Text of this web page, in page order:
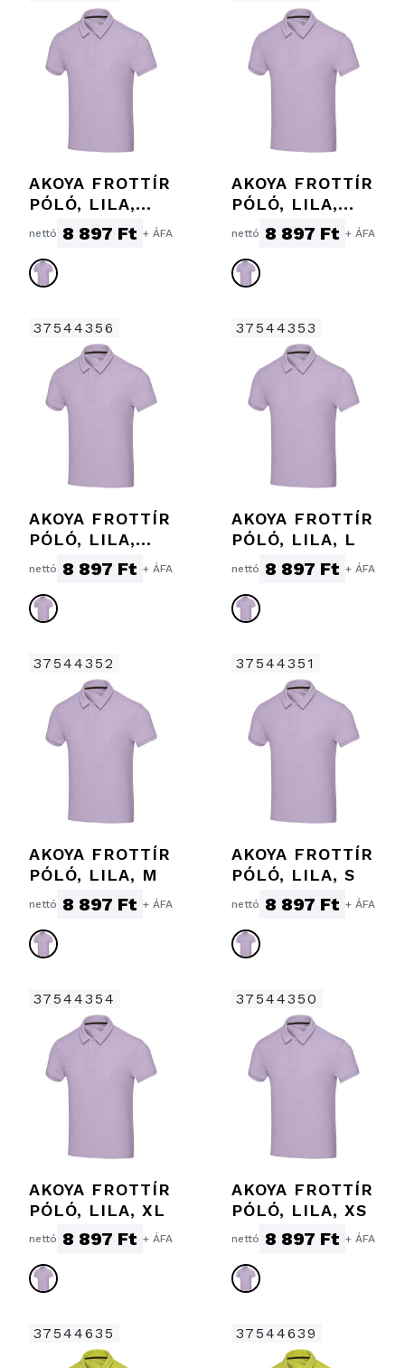
AKOYA FROTTÍR
PÓLÓ, LILA,
2XL
nettó 8 897 Ft + ÁFA
AKOYA FROTTÍR
PÓLÓ, LILA,
2XS
nettó 8 897 Ft + ÁFA
37544356
AKOYA FROTTÍR
PÓLÓ, LILA,
3XL
nettó 8 897 Ft + ÁFA
37544353
AKOYA FROTTÍR
PÓLÓ, LILA, L
nettó 8 897 Ft + ÁFA
37544352
AKOYA FROTTÍR
PÓLÓ, LILA, M
nettó 8 897 Ft + ÁFA
37544351
AKOYA FROTTÍR
PÓLÓ, LILA, S
nettó 8 897 Ft + ÁFA
37544354
AKOYA FROTTÍR
PÓLÓ, LILA, XL
nettó 8 897 Ft + ÁFA
37544350
AKOYA FROTTÍR
PÓLÓ, LILA, XS
nettó 8 897 Ft + ÁFA
37544635 37544639